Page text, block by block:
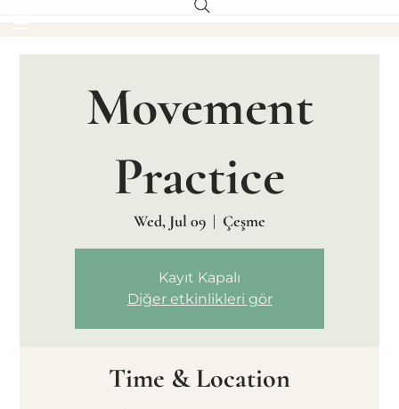
Movement
Practice
Wed, Jul 09
  |
Çeşme
Kayıt Kapalı
Diğer etkinlikleri gör
Time & Location